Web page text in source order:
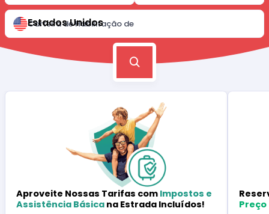
Carteira de Habilitação de
Estados Unidos
Aproveite Nossas Tarifas com Impostos e
Assistência Básica na Estrada Incluídos!
Preço